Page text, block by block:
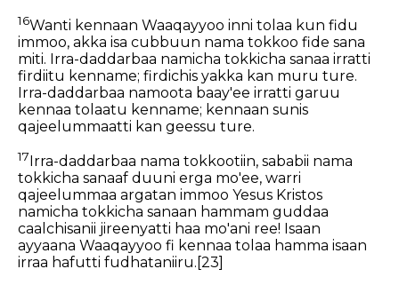
16Wanti kennaan Waaqayyoo inni tolaa kun fidu
immoo, akka isa cubbuun nama tokkoo fide sana
miti. Irra-daddarbaa namicha tokkicha sanaa irratti
firdiitu kenname; firdichis yakka kan muru ture.
Irra-daddarbaa namoota baay'ee irratti garuu
kennaa tolaatu kenname; kennaan sunis
qajeelummaatti kan geessu ture.
17 Irra-daddarbaa nama tokkootiin, sababii nama
tokkicha sanaaf duuni erga mo'ee, warri
qajeelummaa argatan immoo Yesus Kristos
namicha tokkicha sanaan hammam guddaa
caalchisanii jireenyatti haa mo'ani ree! Isaan
ayyaana Waaqayyoo fi kennaa tolaa hamma isaan
irraa hafutti fudhataniiru. [23]